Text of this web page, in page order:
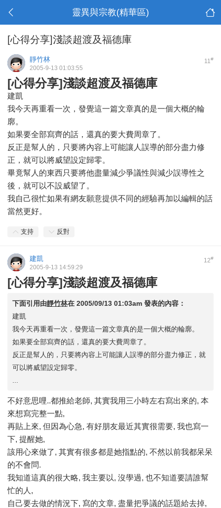
靈異與宗教(精華區)
[心得分享]淺談超渡及福德庫
11#
靜竹林
2005-9-13 01:03:55
[心得分享]淺談超渡及福德庫
建凱
我今天再重看一次，發覺這一篇文章真的是一個大概的輪
廓。
如果要全部寫齊的話，還真的要大費周章了。
反正是幫人的，只要將內容上可能讓人誤導的部分盡力修
正，就可以將威望設定歸零。
畢竟幫人的東西只要將他盡量減少爭議性與減少誤導性之
後，就可以不設威望了。
我自己很忙如果有網友願意提供不同的經驗再加以編輯的話
當然更好。
支持 反對
12#
建凱
2005-9-13 14:59:29
[心得分享]淺談超渡及福德庫
下面引用由靜竹林在 2005/09/13 01:03am 發表的內容：
建凱
我今天再重看一次，發覺這一篇文章真的是一個大概的輪廓。
如果要全部寫齊的話，還真的要大費周章了。
反正是幫人的，只要將內容上可能讓人誤導的部分盡力修正，就
可以將威望設定歸零。
不好意思哩..都推給老師, 其實我用三小時左右寫出來的, 本
來想寫完整一點,
再貼上來, 但因為心急, 有好朋友最近其實很需要, 我也寫一
下, 提醒她,
該用心來做了, 其實有很多都是她指點的, 不然以前我都呆呆
的不會問.
我知道這真的很大略, 我主要以, 沒學過, 也不知道要請誰幫
忙的人,
自己要去做的情況下, 寫的文章, 盡量把爭議的話題給去掉,